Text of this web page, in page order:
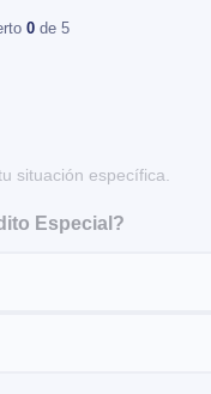
0 de 5
situación específica.
Especial?